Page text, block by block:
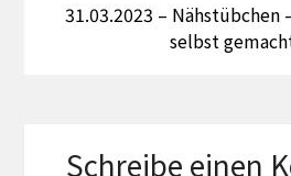
31.03.2023 –
selbst
Schreibe einen